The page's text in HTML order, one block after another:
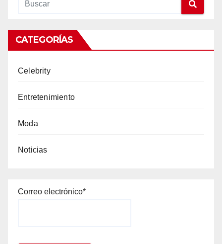
CATEGORÍAS
Celebrity
Entretenimiento
Moda
Noticias
Correo electrónico*